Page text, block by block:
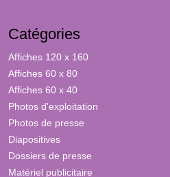
Catégories
Affiches 120 x 160
Affiches 60 x 80
Affiches 60 x 40
Photos d'exploitation
Photos de presse
Diapositives
Dossiers de presse
Matériel publicitaire